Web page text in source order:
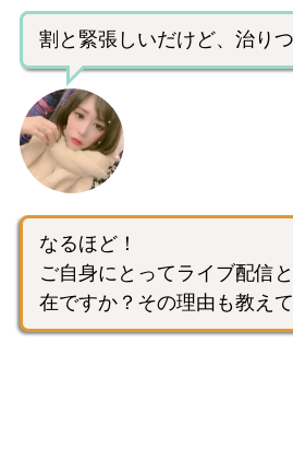
割と緊張しいだけど、治り
なるほど！
ご自身にとってライブ配信
在ですか？その理由も教え